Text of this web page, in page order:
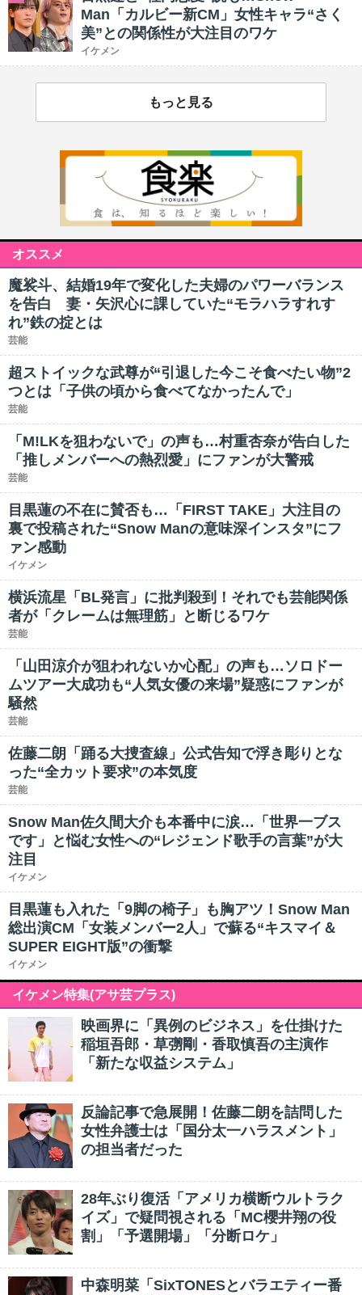
Man「カルビー新CM」女性キャラ“さく
美”との関係性が大注目のワケ
イケメン
もっと見る
オススメ
魔裟斗、結婚19年で変化した夫婦のパワーバランス
を告白 妻・矢沢心に課していた“モラハラすれす
れ”鉄の掟とは
芸能
超ストイックな武尊が“引退した今こそ食べたい物”2
つとは「子供の頃から食べてなかったんで」
芸能
「M!LKを狙わないで」の声も…村重杏奈が告白した
「推しメンバーへの熱烈愛」にファンが大警戒
芸能
目黒蓮の不在に賛否も…「FIRST TAKE」大注目の
裏で投稿された“Snow Manの意味深インスタ”にフ
ァン感動
イケメン
横浜流星「BL発言」に批判殺到！それでも芸能関係
者が「クレームは無理筋」と断じるワケ
芸能
「山田涼介が狙われないか心配」の声も…ソロドー
ムツアー大成功も“人気女優の来場”疑惑にファンが
騒然
芸能
佐藤二朗「踊る大捜査線」公式告知で浮き彫りとな
った“全カット要求”の本気度
芸能
Snow Man佐久間大介も本番中に涙…「世界一ブス
です」と悩む女性への“レジェンド歌手の言葉”が大
注目
イケメン
目黒蓮も入れた「9脚の椅子」も胸アツ！Snow Man
総出演CM「女装メンバー2人」で蘇る“キスマイ＆
SUPER EIGHT版”の衝撃
イケメン
イケメン特集(アサ芸プラス)
映画界に「異例のビジネス」を仕掛けた
稲垣吾郎・草彅剛・香取慎吾の主演作
「新たな収益システム」
反論記事で急展開！佐藤二朗を詰問した
女性弁護士は「国分太一ハラスメント」
の担当者だった
28年ぶり復活「アメリカ横断ウルトラク
イズ」で疑問視される「MC櫻井翔の役
割」「予選開場」「分断ロケ」
中森明菜「SixTONESとバラエティー番